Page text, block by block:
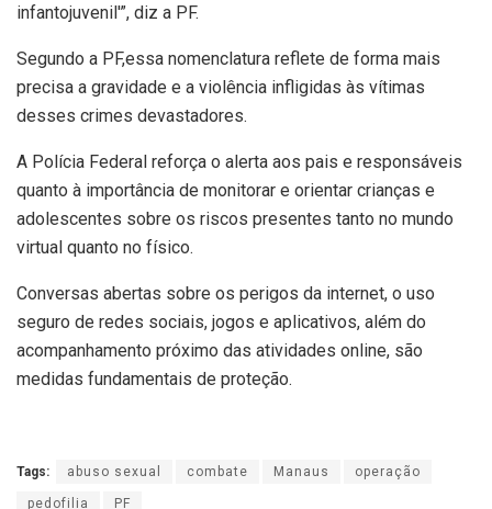
infantojuvenil'”, diz a PF.
Segundo a PF,essa nomenclatura reflete de forma mais
precisa a gravidade e a violência infligidas às vítimas
desses crimes devastadores.
A Polícia Federal reforça o alerta aos pais e responsáveis
quanto à importância de monitorar e orientar crianças e
adolescentes sobre os riscos presentes tanto no mundo
virtual quanto no físico.
Conversas abertas sobre os perigos da internet, o uso
seguro de redes sociais, jogos e aplicativos, além do
acompanhamento próximo das atividades online, são
medidas fundamentais de proteção.
Tags: abuso sexual combate Manaus operação
pedofilia PF